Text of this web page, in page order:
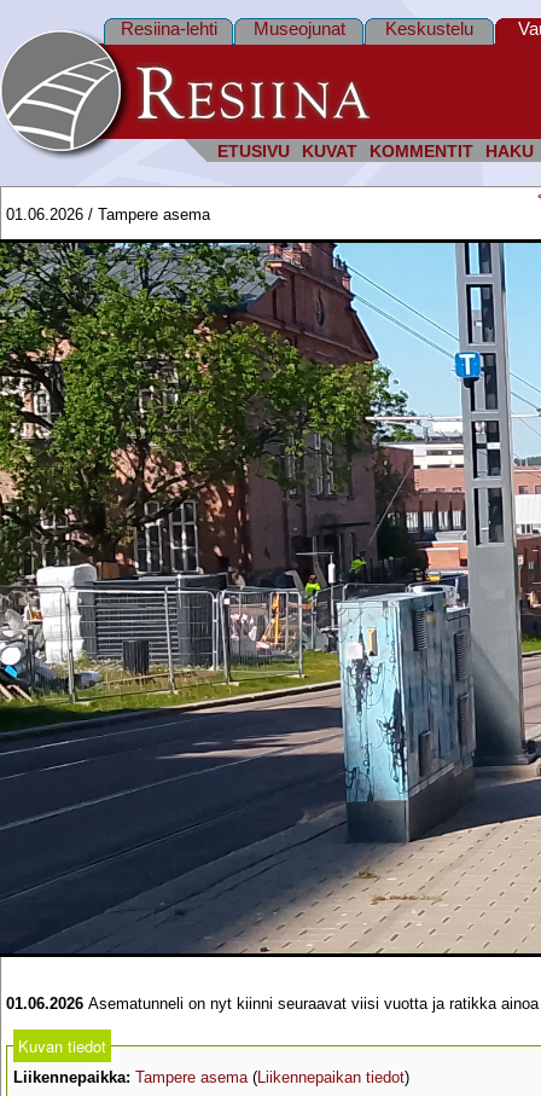
ETUSIVU KUVAT KOMMENTIT HAKU
Resiina-lehti Museojunat Keskustelu
01.06.2026 / Tampere asema
01.06.2026 Asematunneli on nyt kiinni seuraavat viisi vuotta ja ratikka
Kuvan tiedot
Liikennepaikka: Tampere asema (Liikennepaikan tiedot)